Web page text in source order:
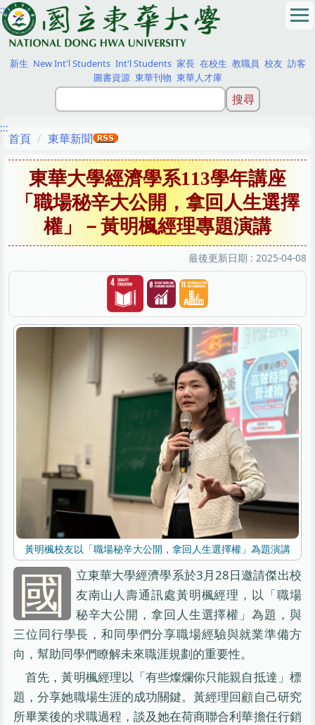
跳
到
主
要
內
:::
新生 New Int'l Students Int'l Students 家長 在校生 教職員 校友 訪客
圖書資源 東華刊物 東華人才庫
:::
首頁 東華新聞
東華大學經濟學系113學年講座
「職場秘辛大公開，拿回人生選擇
權」－黃明楓經理專題演講
最後更新日期 : 2025-04-08
黃明楓校友以「職場秘辛大公開，拿回人生選擇權」為題演講
國
立東華大學經濟學系於3月28日邀請傑出校
友南山人壽通訊處黃明楓經理，以「職場
秘辛大公開，拿回人生選擇權」為題，與
三位同行學長，和同學們分享職場經驗與就業準備方
向，幫助同學們瞭解未來職涯規劃的重要性。
首先，黃明楓經理以「有些燦爛你只能親自抵達」標
題，分享她職場生涯的成功關鍵。黃經理回顧自己研究
所畢業後的求職過程，談及她在荷商聯合利華擔任行銷